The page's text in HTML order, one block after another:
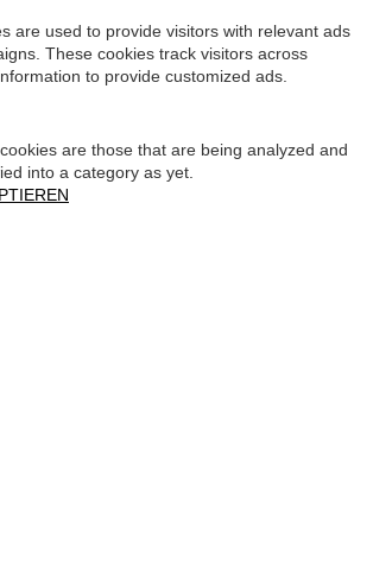
are used to provide visitors with relevant ads
These cookies track visitors across
to provide customized ads.
are those that are being analyzed and
into a category as yet.